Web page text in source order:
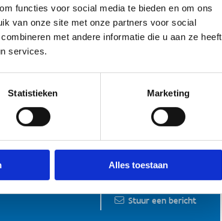
functies voor social media te bieden en om ons
van onze site met onze partners voor social
met andere informatie die u aan ze heeft
services.
Statistieken Marketing
Alles toestaan
Stuur een bericht
+32 3 640 35 70
Stuur een bericht